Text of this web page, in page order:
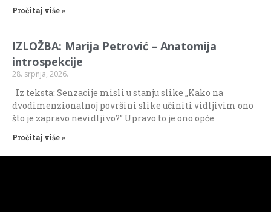
Pročitaj više »
IZLOŽBA: Marija Petrović – Anatomija
introspekcije
28. srpnja, 2026.
Iz teksta: Senzacije misli u stanju slike „Kako na
dvodimenzionalnoj površini slike učiniti vidljivim ono
što je zapravo nevidljivo?” Upravo to je ono opće
Pročitaj više »